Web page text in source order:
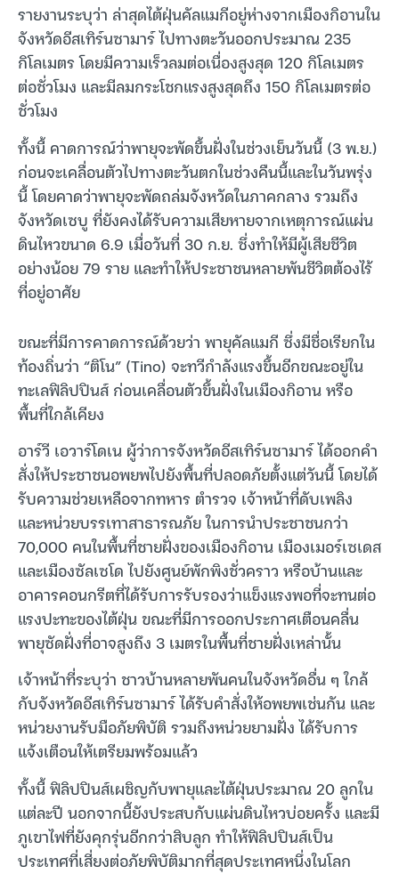
รายงานระบุว่า ล่าสุดไต้ฝุ่นคัลแมกีอยู่ห่างจากเมืองกิอานใน
จังหวัดอีสเทิร์นซามาร์ ไปทางตะวันออกประมาณ 235
กิโลเมตร โดยมีความเร็วลมต่อเนื่องสูงสุด 120 กิโลเมตร
ต่อชั่วโมง และมีลมกระโชกแรงสูงสุดถึง 150 กิโลเมตรต่อ
ชั่วโมง
ทั้งนี้ คาดการณ์ว่าพายุจะพัดขึ้นฝั่งในช่วงเย็นวันนี้ (3 พ.ย.)
ก่อนจะเคลื่อนตัวไปทางตะวันตกในช่วงคืนนี้และในวันพรุ่ง
นี้ โดยคาดว่าพายุจะพัดถล่มจังหวัดในภาคกลาง รวมถึง
จังหวัดเซบู ที่ยังคงได้รับความเสียหายจากเหตุการณ์แผ่น
ดินไหวขนาด 6.9 เมื่อวันที่ 30 ก.ย. ซึ่งทำให้มีผู้เสียชีวิต
อย่างน้อย 79 ราย และทำให้ประชาชนหลายพันชีวิตต้องไร้
ที่อยู่อาศัย
ขณะที่มีการคาดการณ์ด้วยว่า พายุคัลแมกี ซึ่งมีชื่อเรียกใน
ท้องถิ่นว่า “ติโน” (Tino) จะทวีกำลังแรงขึ้นอีกขณะอยู่ใน
ทะเลฟิลิปปินส์ ก่อนเคลื่อนตัวขึ้นฝั่งในเมืองกิอาน หรือ
พื้นที่ใกล้เคียง
อาร์วี เอวาร์โดเน ผู้ว่าการจังหวัดอีสเทิร์นซามาร์ ได้ออกคำ
สั่งให้ประชาชนอพยพไปยังพื้นที่ปลอดภัยตั้งแต่วันนี้ โดยได้
รับความช่วยเหลือจากทหาร ตำรวจ เจ้าหน้าที่ดับเพลิง
และหน่วยบรรเทาสาธารณภัย ในการนำประชาชนกว่า
70,000 คนในพื้นที่ชายฝั่งของเมืองกิอาน เมืองเมอร์เซเดส
และเมืองซัลเซโด ไปยังศูนย์พักพิงชั่วคราว หรือบ้านและ
อาคารคอนกรีตที่ได้รับการรับรองว่าแข็งแรงพอที่จะทนต่อ
แรงปะทะของไต้ฝุ่น ขณะที่มีการออกประกาศเตือนคลื่น
พายุซัดฝั่งที่อาจสูงถึง 3 เมตรในพื้นที่ชายฝั่งเหล่านั้น
เจ้าหน้าที่ระบุว่า ชาวบ้านหลายพันคนในจังหวัดอื่น ๆ ใกล้
กับจังหวัดอีสเทิร์นซามาร์ ได้รับคำสั่งให้อพยพเช่นกัน และ
หน่วยงานรับมือภัยพิบัติ รวมถึงหน่วยยามฝั่ง ได้รับการ
แจ้งเตือนให้เตรียมพร้อมแล้ว
ทั้งนี้ ฟิลิปปินส์เผชิญกับพายุและไต้ฝุ่นประมาณ 20 ลูกใน
แต่ละปี นอกจากนี้ยังประสบกับแผ่นดินไหวบ่อยครั้ง และมี
ภูเขาไฟที่ยังคุกรุ่นอีกกว่าสิบลูก ทำให้ฟิลิปปินส์เป็น
ประเทศที่เสี่ยงต่อภัยพิบัติมากที่สุดประเทศหนึ่งในโลก